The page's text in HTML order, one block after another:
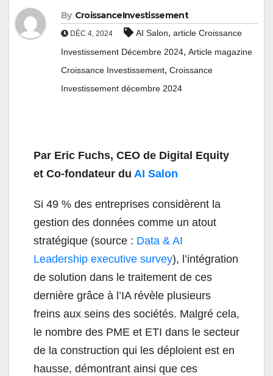
By CroissanceInvestissement
DÉC 4, 2024 AI Salon, article Croissance
Investissement Décembre 2024, Article magazine
Croissance Investissement, Croissance
Investissement décembre 2024
Par Eric Fuchs, CEO de Digital Equity
et Co-fondateur du AI Salon
Si 49 % des entreprises considèrent la
gestion des données comme un atout
stratégique (source : Data & AI
Leadership executive survey), l’intégration
de solution dans le traitement de ces
dernière grâce à l’IA révèle plusieurs
freins aux seins des sociétés. Malgré cela,
le nombre des PME et ETI dans le secteur
de la construction qui les déploient est en
hausse, démontrant ainsi que ces